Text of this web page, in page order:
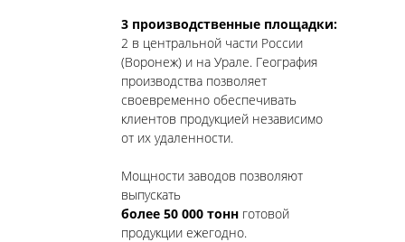
3 производственные площадки:
2 в центральной части России
(Воронеж) и на Урале. География
производства позволяет
своевременно обеспечивать
клиентов продукцией независимо
от их удаленности.
Мощности заводов позволяют
выпускать
более 50 000 тонн готовой
продукции ежегодно.